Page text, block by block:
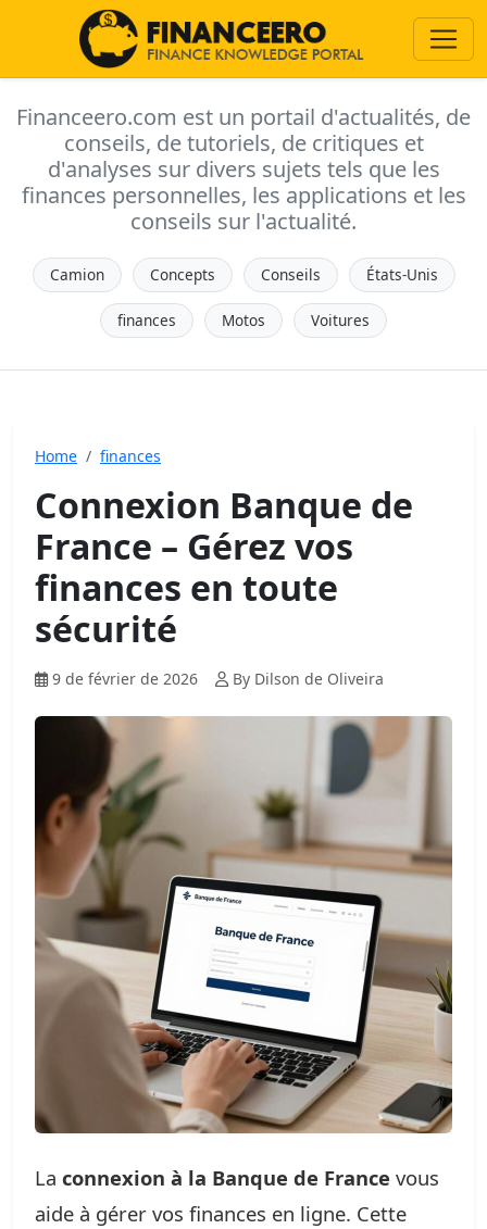
Financeero.com est un portail d'actualités, de
conseils, de tutoriels, de critiques et
d'analyses sur divers sujets tels que les
finances personnelles, les applications et les
conseils sur l'actualité.
Camion Concepts Conseils États-Unis
finances Motos Voitures
Home finances
Connexion Banque de
France – Gérez vos
finances en toute
sécurité
9 de février de 2026 By Dilson de Oliveira
La connexion à la Banque de France vous
aide à gérer vos finances en ligne. Cette